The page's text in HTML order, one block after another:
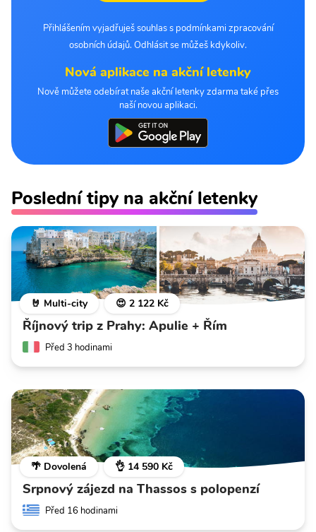
Přihlášením vyjadřuješ souhlas s podmínkami zpracování
osobních údajů. Odhlásit se můžeš kdykoliv.
Nová aplikace na akční letenky
Nově můžete odebírat naše akční letenky zdarma také přes
naší novou aplikaci.
Poslední tipy na akční letenky
🤘 Multi-city 😍 2 122 Kč
Říjnový trip z Prahy: Apulie + Řím
Před 3 hodinami
🌴 Dovolená 👌 14 590 Kč
Srpnový zájezd na Thassos s polopenzí
Před 16 hodinami